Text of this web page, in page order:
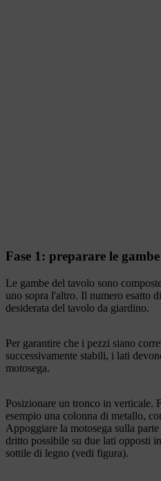
Fase 1: preparare le
Le gambe del tavolo sono
uno sopra l'altro. Il numero esatto
desiderata del tavolo da giardino.
Per garantire che i pezzi siano
successivamente stabili, i lati
motosega.
Posizionare un tronco in verticale.
esempio una colonna di metallo,
Appoggiare la motosega sulla
dritto possibile su due lati opposti
sottile di legno (vedi figura).